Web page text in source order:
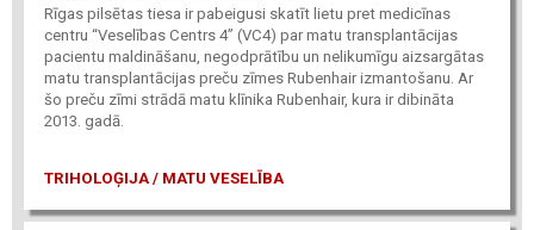
Rīgas pilsētas tiesa ir pabeigusi skatīt lietu pret medicīnas
centru “Veselības Centrs 4” (VC4) par matu transplantācijas
pacientu maldināšanu, negodprātību un nelikumīgu aizsargātas
matu transplantācijas preču zīmes Rubenhair izmantošanu. Ar
šo preču zīmi strādā matu klīnika Rubenhair, kura ir dibināta
2013. gadā.
TRIHOLOĢIJA / MATU VESELĪBA